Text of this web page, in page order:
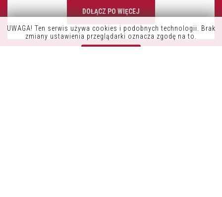
K9OFFICE
UWAGA! Ten serwis używa cookies i podobnych technologii. Brak
zmiany ustawienia przeglądarki oznacza zgodę na to.
DOŁĄCZ PO WIĘCEJ